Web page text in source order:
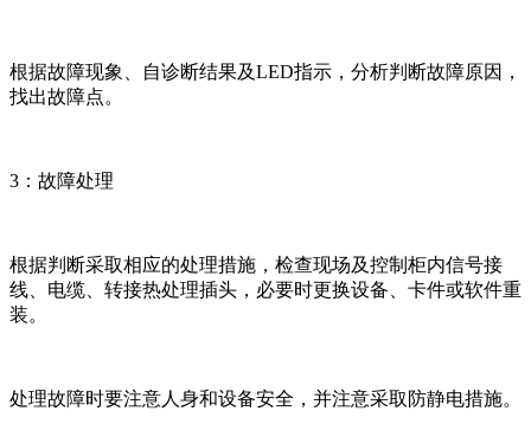
根据故障现象、自诊断结果及LED指示，分析判断故障原因，
找出故障点。
3：故障处理
根据判断采取相应的处理措施，检查现场及控制柜内信号接
线、电缆、转接热处理插头，必要时更换设备、卡件或软件重
装。
处理故障时要注意人身和设备安全，并注意采取防静电措施。